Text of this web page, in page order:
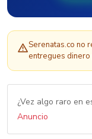
Serenatas.co no
entregues dinero
¿Vez algo raro en
Anuncio